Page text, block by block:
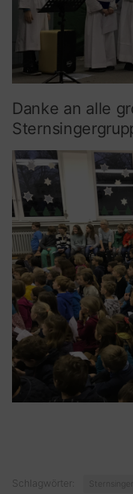
Danke an alle
Schlagwörter: